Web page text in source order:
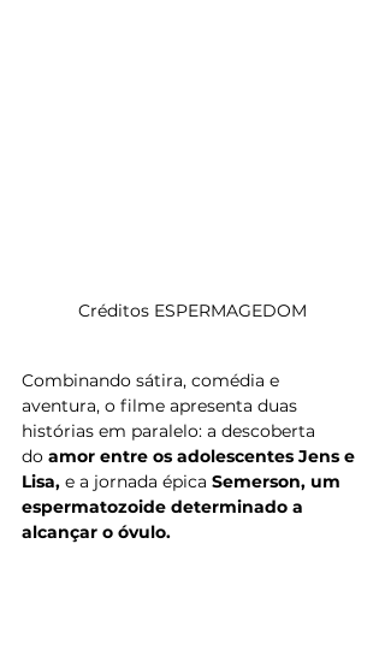
Créditos ESPERMAGEDOM
Combinando sátira, comédia e
aventura, o filme apresenta duas
histórias em paralelo: a descoberta
do amor entre os adolescentes Jens e
Lisa, e a jornada épica Semerson, um
espermatozoide determinado a
alcançar o óvulo.